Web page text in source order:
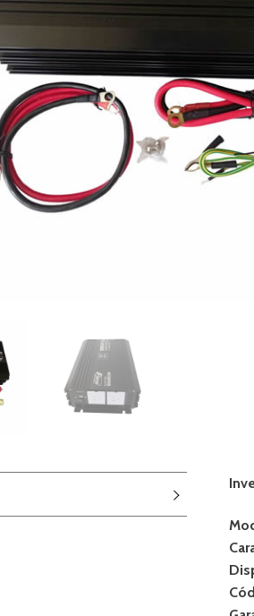
Contacto
Búsqueda
de
productos